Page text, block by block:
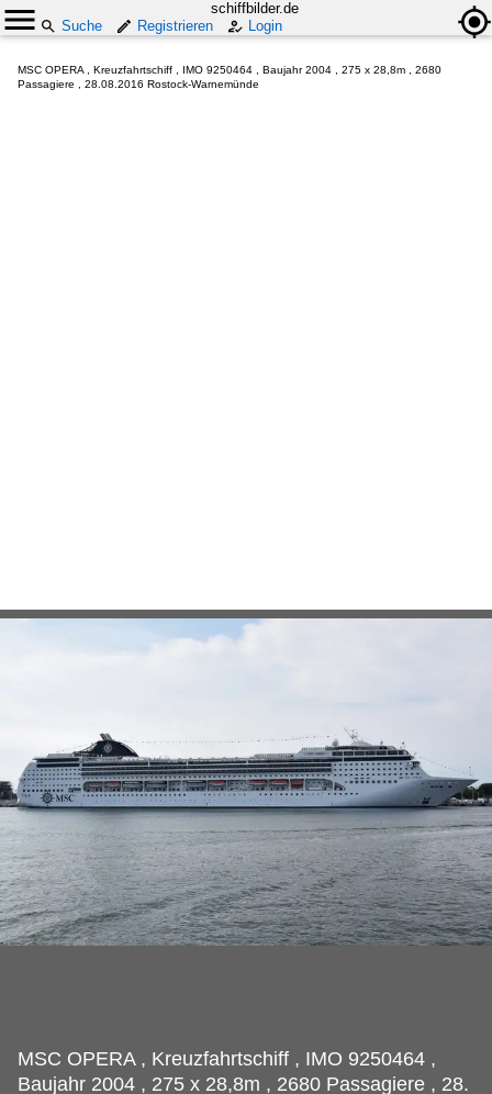
schiffbilder.de
Suche
Registrieren Login
MSC OPERA , Kreuzfahrtschiff , IMO 9250464 , Baujahr 2004 , 275 x 28,8m , 2680
Passagiere , 28.08.2016 Rostock-Warnemünde
MSC OPERA , Kreuzfahrtschiff , IMO 9250464 ,
Baujahr 2004 , 275 x 28,8m , 2680 Passagiere , 28.